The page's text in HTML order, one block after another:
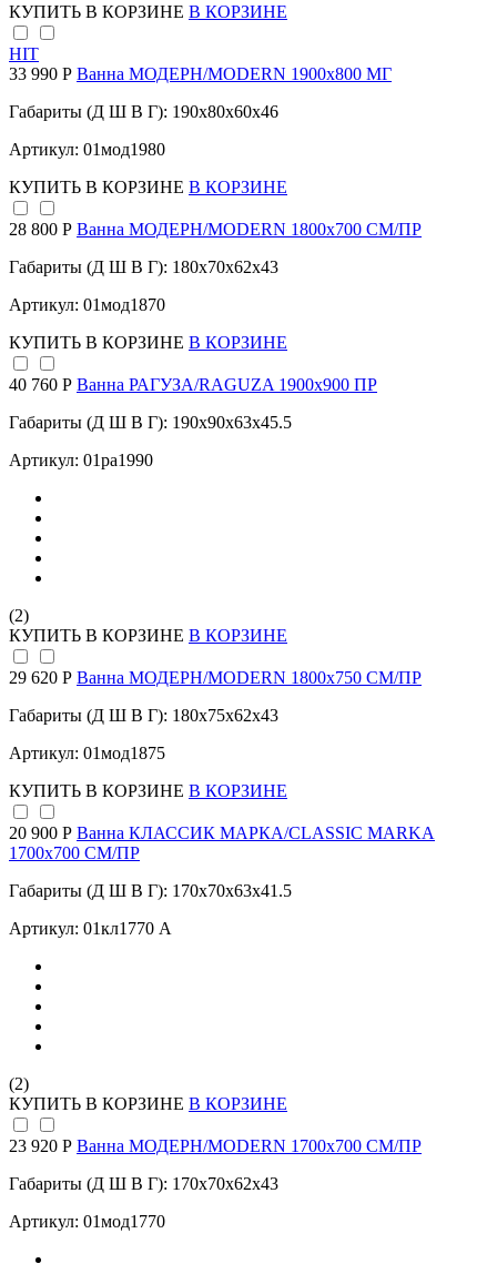
КУПИТЬ В КОРЗИНЕ В КОРЗИНЕ
HIT
33 990 Р Ванна МОДЕРН/MODERN 1900х800 МГ
Габариты (Д Ш В Г): 190x80x60x46
Артикул: 01мод1980
КУПИТЬ В КОРЗИНЕ В КОРЗИНЕ
28 800 Р Ванна МОДЕРН/MODERN 1800х700 СМ/ПР
Габариты (Д Ш В Г): 180x70x62x43
Артикул: 01мод1870
КУПИТЬ В КОРЗИНЕ В КОРЗИНЕ
40 760 Р Ванна РАГУЗА/RAGUZA 1900х900 ПР
Габариты (Д Ш В Г): 190x90x63x45.5
Артикул: 01ра1990
(2)
КУПИТЬ В КОРЗИНЕ В КОРЗИНЕ
29 620 Р Ванна МОДЕРН/MODERN 1800х750 СМ/ПР
Габариты (Д Ш В Г): 180x75x62x43
Артикул: 01мод1875
КУПИТЬ В КОРЗИНЕ В КОРЗИНЕ
20 900 Р Ванна КЛАССИК МАРКА/CLASSIC MARKA
1700х700 СМ/ПР
Габариты (Д Ш В Г): 170x70x63x41.5
Артикул: 01кл1770 А
(2)
КУПИТЬ В КОРЗИНЕ В КОРЗИНЕ
23 920 Р Ванна МОДЕРН/MODERN 1700х700 СМ/ПР
Габариты (Д Ш В Г): 170x70x62x43
Артикул: 01мод1770